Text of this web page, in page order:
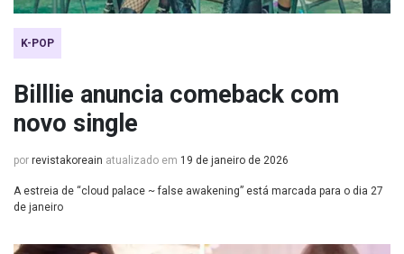
K-POP
Billlie anuncia comeback com
novo single
por revistakoreain atualizado em 19 de janeiro de 2026
A estreia de “cloud palace ~ false awakening” está marcada para o dia 27
de janeiro